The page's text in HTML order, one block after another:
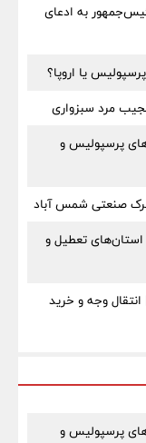
به ادعای
یا اروپا؟
مرد سبزواری
پرسپولیس و
صنعتی شمس آباد
جدید استان‌های تعطیل و
کیف پول ایران با کد *98# | انتقال وجه و خرید
پرسپولیس و